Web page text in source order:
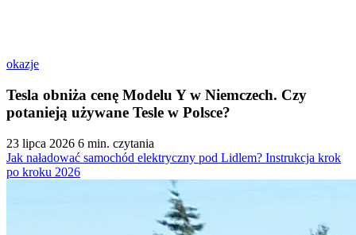
okazje
Tesla obniża cenę Modelu Y w Niemczech. Czy
potanieją używane Tesle w Polsce?
23 lipca 2026 6 min. czytania
Jak naładować samochód elektryczny pod Lidlem? Instrukcja krok
po kroku 2026